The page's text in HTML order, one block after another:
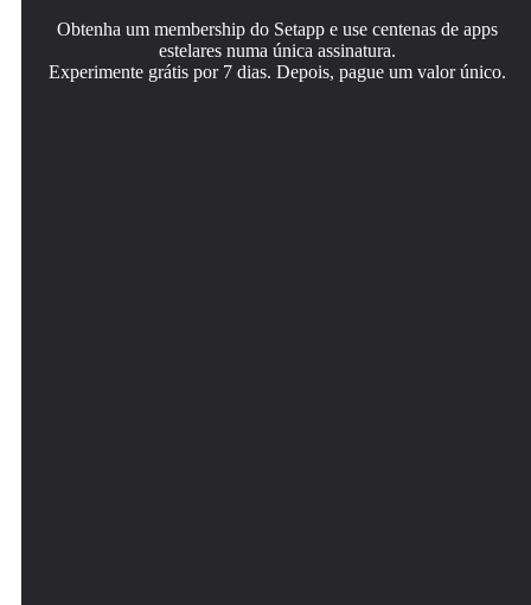
Obtenha um membership do Setapp e use centenas de apps
estelares numa única assinatura.
Experimente grátis por 7 dias. Depois, pague um valor único.